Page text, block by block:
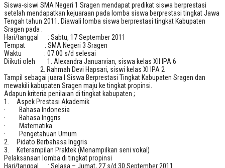
Siswa-siswi SMA Negeri 1 Sragen mendapat predikat siswa berprestasi
setelah mendapatkan kejuaraan pada lomba siswa berprestasi tingkat Jawa
Tengah tahun 2011. Diawali lomba siswa berprestasi tingkat Kabupaten
Sragen pada :
Hari/tanggal : Sabtu, 17 September 2011
Tempat : SMA Negeri 3 Sragen
Waktu : 07.00 s/d selesai
Diikuti oleh 1. Alexandra Januarvian, siswa kelas XII IPA 6
2. Rahmah Devi Hapsari, siswi kelas XI IPA 2
Tampil sebagai juara I Siswa Berprestasi Tingkat Kabupaten Sragen dan
mewakili kabupaten Sragen maju ke tingkat propinsi.
Adapun kriteria penilaian di tingkat kabupaten ;
1. Aspek Prestasi Akademik
· Bahasa Indonesia
· Bahasa Inggris
· Matematika
· Pengetahuan Umum
2. Pidato Berbahasa Inggris
3. Keterampilan Praktek (Menampilkan seni vokal)
Pelaksanaan lomba di tingkat propinsi
Hari/tanggal : Selasa – Jumat, 27 s/d 30 September 2011